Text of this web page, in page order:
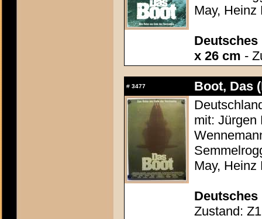
May, Heinz
x 26 cm -
# 3477
Boot, Das
mit: Jürgen
May, Heinz
Deutsches
Zustand: